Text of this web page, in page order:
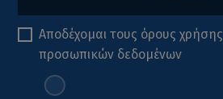
Αποδέχομαι τους όρους χρήσης
προσωπικών δεδομένων